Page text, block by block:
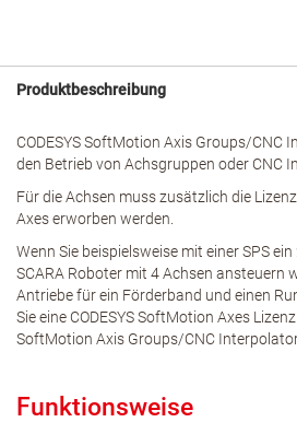
Produktbeschreibung
CODESYS SoftMotion Axis Groups/CNC
den Betrieb von Achsgruppen oder CNC
Für die Achsen muss zusätzlich die
Axes erworben werden.
Wenn Sie beispielsweise mit einer SPS
SCARA Roboter mit 4 Achsen ansteuern
Antriebe für ein Förderband und einen
Sie eine CODESYS SoftMotion Axes
SoftMotion Axis Groups/CNC
Funktionsweise